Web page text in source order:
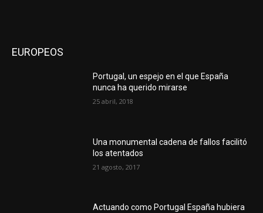
EUROPEOS
Portugal, un espejo en el que España
nunca ha querido mirarse
25 abril, 2018
Una monumental cadena de fallos facilitó
los atentados
21 agosto, 2017
Actuando como Portugal España hubiera